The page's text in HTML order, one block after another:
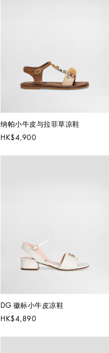
纳帕小牛皮与拉菲草凉鞋
HK$4,900
DG 徽标小牛皮凉鞋
HK$4,890